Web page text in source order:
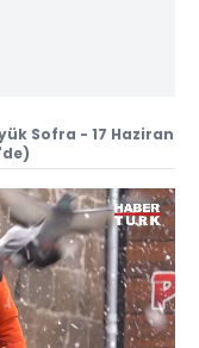
Sofra - 17 Haziran